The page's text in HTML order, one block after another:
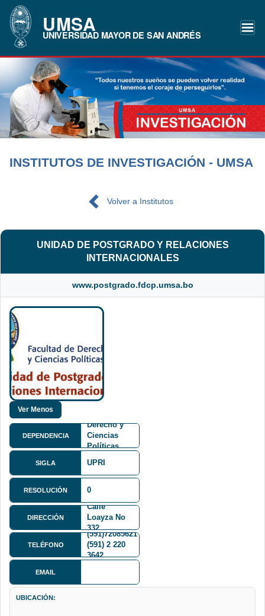
UMSA
UNIVERSIDAD MAYOR DE SAN ANDRÉS
INSTITUTOS DE INVESTIGACIÓN - UMSA
Volver a Institutos
UNIDAD DE POSTGRADO Y RELACIONES
INTERNACIONALES
www.postgrado.fdcp.umsa.bo
DEPENDENCIA
Derecho y
Ciencias
Políticas
SIGLA UPRI
RESOLUCIÓN 0
DIRECCIÓN
Calle
Loayza No
332
TELÉFONO
(591)72085621
(591) 2 220
3642
EMAIL
UBICACIÓN: